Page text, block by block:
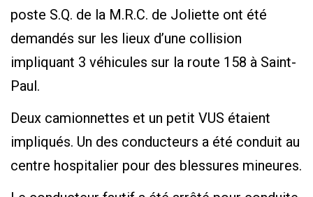
poste S.Q. de la M.R.C. de Joliette ont été
demandés sur les lieux d’une collision
impliquant 3 véhicules sur la route 158 à Saint-
Paul.
Deux camionnettes et un petit VUS étaient
impliqués. Un des conducteurs a été conduit au
centre hospitalier pour des blessures mineures.